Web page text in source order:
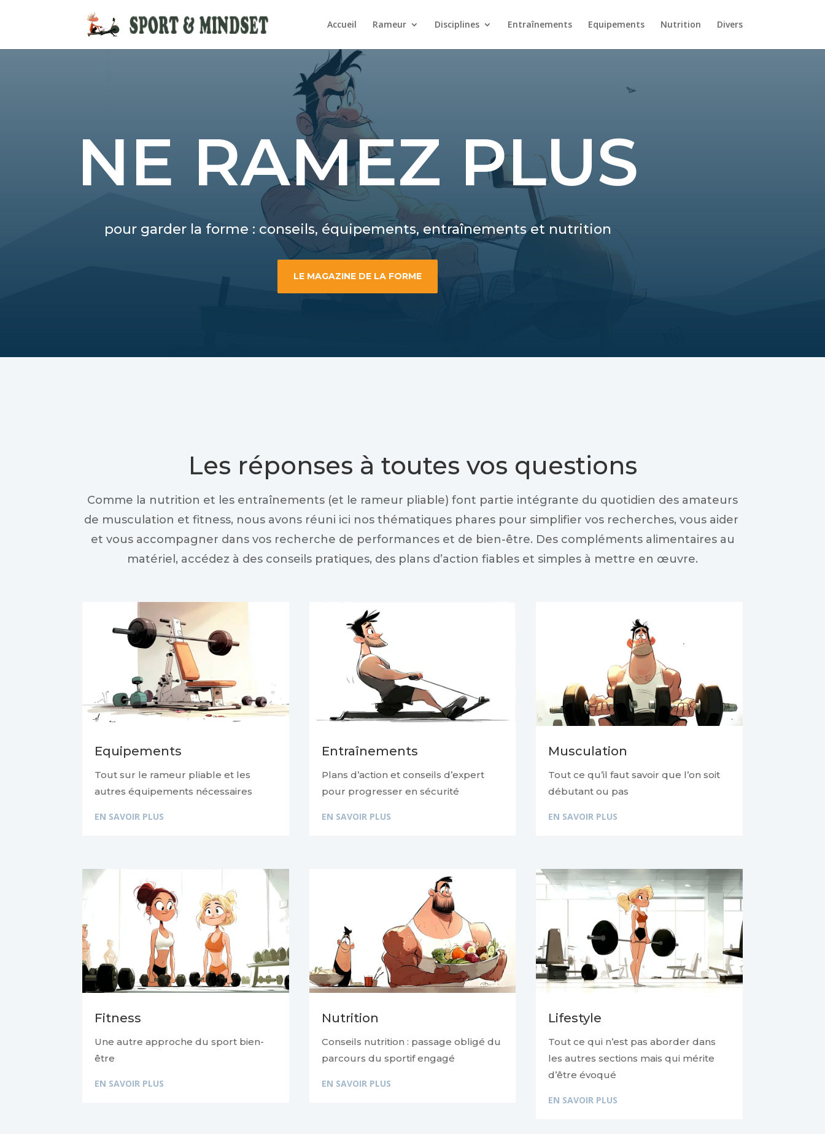
Accueil Rameur Disciplines Entraînements Equipements Nutrition Divers
NE RAMEZ PLUS
pour garder la forme : conseils, équipements, entraînements et nutrition
LE MAGAZINE DE LA FORME
Les réponses à toutes vos questions
Comme la nutrition et les entraînements (et le rameur pliable) font partie intégrante du quotidien des amateurs
de musculation et fitness, nous avons réuni ici nos thématiques phares pour simplifier vos recherches, vous aider
et vous accompagner dans vos recherche de performances et de bien-être. Des compléments alimentaires au
matériel, accédez à des conseils pratiques, des plans d’action fiables et simples à mettre en œuvre.
Equipements
Tout sur le rameur pliable et les
autres équipements nécessaires
EN SAVOIR PLUS
Entraînements
Plans d’action et conseils d’expert
pour progresser en sécurité
EN SAVOIR PLUS
Musculation
Tout ce qu’il faut savoir que l’on soit
débutant ou pas
EN SAVOIR PLUS
Fitness
Une autre approche du sport bien-
être
EN SAVOIR PLUS
Nutrition
Conseils nutrition : passage obligé du
parcours du sportif engagé
EN SAVOIR PLUS
Lifestyle
Tout ce qui n’est pas aborder dans
les autres sections mais qui mérite
d’être évoqué
EN SAVOIR PLUS